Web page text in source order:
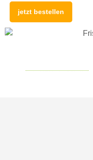
jetzt bestellen